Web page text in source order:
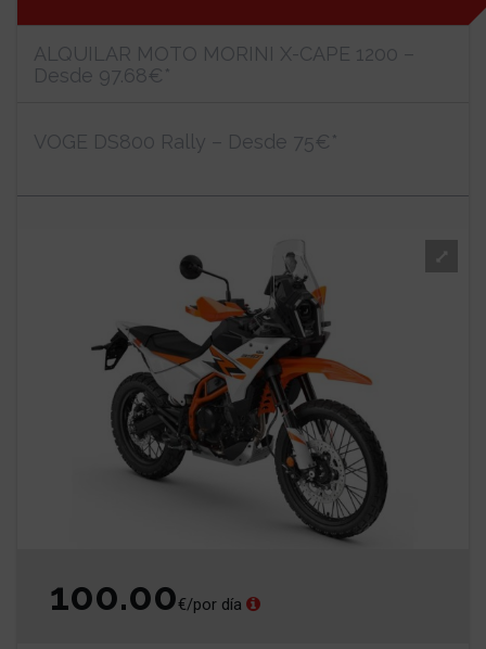
ALQUILAR MOTO MORINI X-CAPE 1200 –
Desde 97.68€*
VOGE DS800 Rally – Desde 75€*
100.00€/por día